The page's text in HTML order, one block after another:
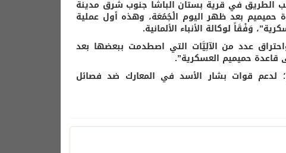
الطريق في قرية بستان الباشا جنوب شرق مدينة
حميميم بعد ظهر اليوم الْجُمُعَة، وهذه أول عملية
وَفْقَاً لوكالة الأنباء الألمانية.
عدد من الآلِيَّات التي اصطدمت ببعضها بعد
حميميم العسكرية”.
لدعم قوات بشار الأسد في المعارك ضد فصائل